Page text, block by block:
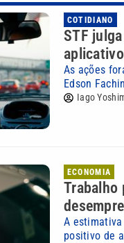
COTIDIANO
STF
As ações
Edson
Iago
ECONOMIA
Trabalho
A
positivo de